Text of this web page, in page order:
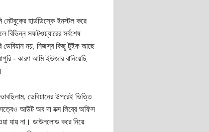
হার্ডডিস্কে ইনস্টল করে
বিভিন্ন সফটওয়্যারের সর্বশেষ
ডেবিয়ান নয়, নিজস্ব কিছু টুইক আছে
- কারণ আমি ইউজার বানিয়েছি
ডেবিয়ানের উপরেই ভিত্তি
সত্বেও আউট অব দা বক্স লিব্রে অফিস
যায় না। ডাউনলোড করে নিয়ে